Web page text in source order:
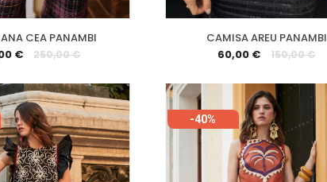
CEA PANAMBI
€
250,00 €
CAMISA AREU PANAMBI
60,00 €
150,00 €
-40%